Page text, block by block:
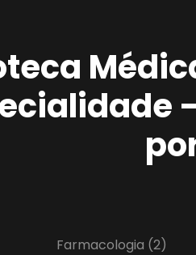
Farmacologia (2)